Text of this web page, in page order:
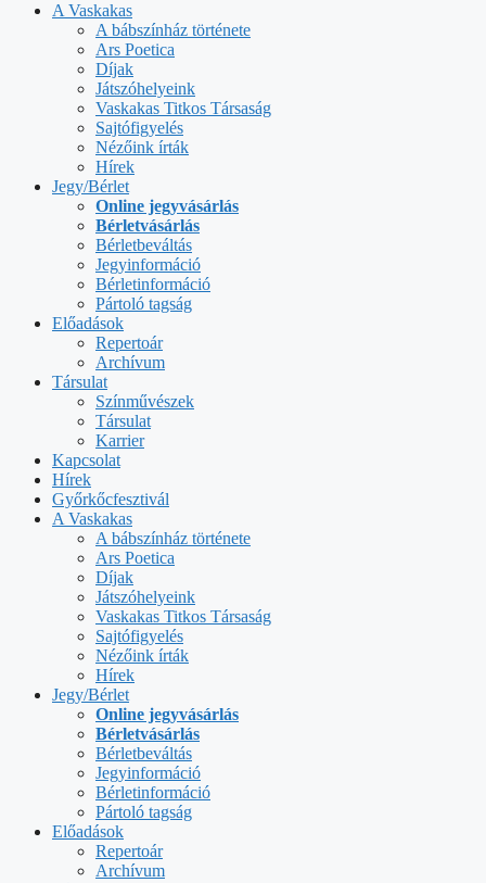
A Vaskakas
A bábszínház története
Ars Poetica
Díjak
Játszóhelyeink
Vaskakas Titkos Társaság
Sajtófigyelés
Nézőink írták
Hírek
Jegy/Bérlet
Online jegyvásárlás
Bérletvásárlás
Bérletbeváltás
Jegyinformáció
Bérletinformáció
Pártoló tagság
Előadások
Repertoár
Archívum
Társulat
Színművészek
Társulat
Karrier
Kapcsolat
Hírek
Győrkőcfesztivál
A Vaskakas
A bábszínház története
Ars Poetica
Díjak
Játszóhelyeink
Vaskakas Titkos Társaság
Sajtófigyelés
Nézőink írták
Hírek
Jegy/Bérlet
Online jegyvásárlás
Bérletvásárlás
Bérletbeváltás
Jegyinformáció
Bérletinformáció
Pártoló tagság
Előadások
Repertoár
Archívum